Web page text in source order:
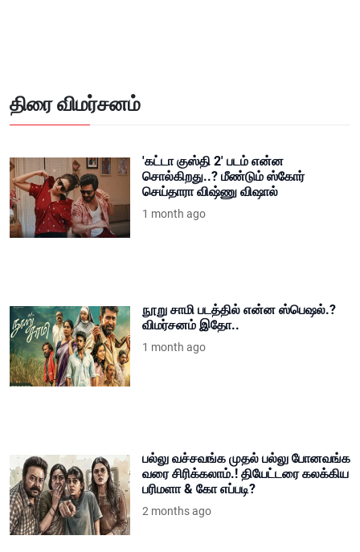
திரை விமர்சனம்
'கட்டா குஸ்தி 2' படம் என்ன
சொல்கிறது..? மீண்டும் ஸ்கோர்
செய்தாரா விஷ்ணு விஷால்
1 month ago
நூறு சாமி படத்தில் என்ன ஸ்பெஷல்.?
விமர்சனம் இதோ..
1 month ago
பல்லு வச்சவங்க முதல் பல்லு போனவங்க
வரை சிரிக்கலாம்.! தியேட்டரை கலக்கிய
பரிமளா & கோ எப்படி?
2 months ago